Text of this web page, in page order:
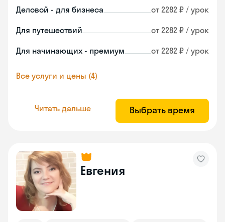
Деловой - для бизнеса от 2282 ₽ / урок
Для путешествий от 2282 ₽ / урок
Для начинающих - премиум от 2282 ₽ / урок
Все услуги и цены (4)
Читать дальше Выбрать время
Евгения